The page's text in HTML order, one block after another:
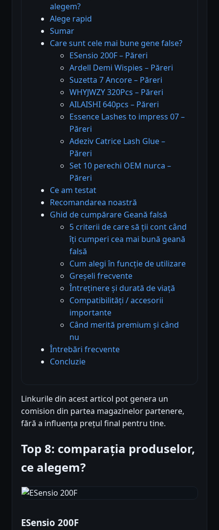
alegem?
Alege rapid
Sumar
Care sunt cele mai bune gene false?
ESensio 200F – Păreri
Ardell Demi Wispies – Păreri
Suzetta 7 Ancore – Păreri
WHYJWZY 320Pcs – Păreri
AILAISHI 640pcs – Păreri
Essence Lashes to impress 07 –
Păreri
Adeziv Catrice Lash Glue –
Păreri
Set 10 perechi OEM nurca –
Păreri
Ce am testat
Recomandarea noastră
Ghid de cumpărare Geană falsă
5 criterii de care să ții cont când
îți cumperi cea mai bună geană
falsă
Cum alegi în funcție de utilizare
Greșeli frecvente
Întreținere și durată de viață
Compatibilități / accesorii
importante
Când merită premium și când
nu
Întrebări frecvente
Concluzie
Linkurile din acest articol pot genera un
comision din partea magazinelor partenere,
fără a influența prețul final pentru tine.
Top 8: comparația produselor,
ce alegem?
ESensio 200F